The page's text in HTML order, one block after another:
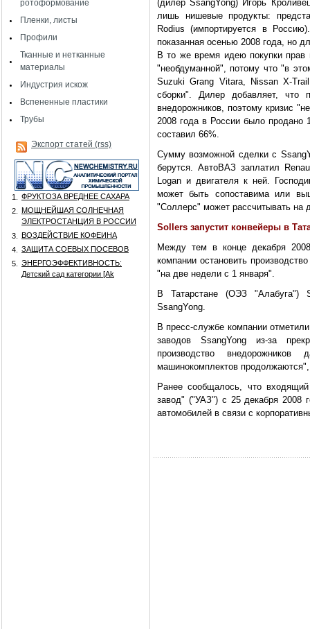
ротоформование
Пленки, листы
Профили
Тканные и нетканные
материалы
Индустрия искож
Вспененные пластики
Трубы
Экспорт статей (rss)
1.
ФРУКТОЗА ВРЕДНЕЕ САХАРА
2.
МОЩНЕЙШАЯ СОЛНЕЧНАЯ
ЭЛЕКТРОСТАНЦИЯ В РОССИИ
3.
ВОЗДЕЙСТВИЕ КОФЕИНА
4.
ЗАЩИТА СОЕВЫХ ПОСЕВОВ
5.
ЭНЕРГОЭФФЕКТИВНОСТЬ:
Детский сад категории [Аk
(дилер SsangYong) Игорь
лишь нишевые продукты:
Rodius (импортируется в
показанная осенью 2008 года, но
В то же время идею покупки прав
"необдуманной", потому что "в
Suzuki Grang Vitara, Nissan X-
сборки". Дилер добавляет, что
внедорожников, поэтому кризис
2008 года в России было продано
составил 66%.
Сумму возможной сделки с
берутся. АвтоВАЗ заплатил
Logan и двигателя к ней.
может быть сопоставима или
"Соллерс" может рассчитывать на
Sollers запустит конвейеры в
Между тем в конце декабря
компании остановить
"на две недели с 1 января".
В Татарстане (ОЭЗ "Алабуга")
SsangYong.
В пресс-службе компании
заводов SsangYong из-за
производство
машинокомплектов
Ранее сообщалось, что
завод" ("УАЗ") с 25 декабря 2008
автомобилей в связи с